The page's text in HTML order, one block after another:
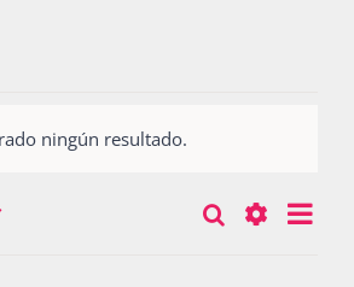
ningún resultado.
Búsqueda
Buscar Lista